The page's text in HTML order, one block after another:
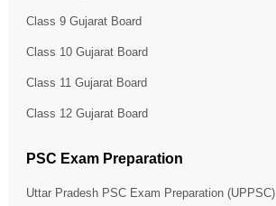
Class 9 Gujarat Board
Class 10 Gujarat Board
Class 11 Gujarat Board
Class 12 Gujarat Board
PSC Exam Preparation
Uttar Pradesh PSC Exam Preparation (UPPSC)